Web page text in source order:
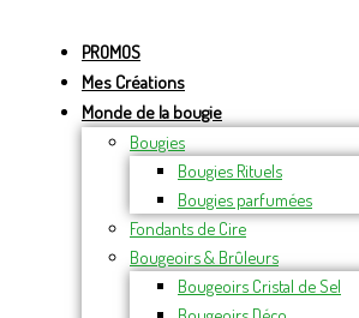
PROMOS
Mes Créations
Monde de la bougie
Bougies
Bougies Rituels
Bougies parfumées
Fondants de Cire
Bougeoirs & Brûleurs
Bougeoirs Cristal de Sel